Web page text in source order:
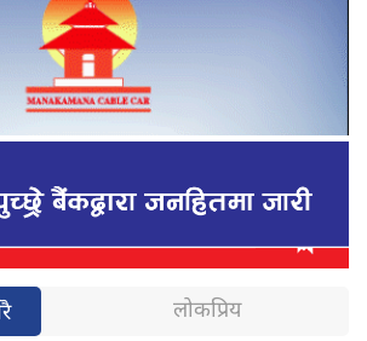
लोकप्रिय